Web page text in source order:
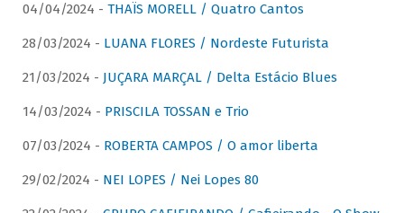
04/04/2024 - THAÏS MORELL / Quatro Cantos
28/03/2024 - LUANA FLORES / Nordeste Futurista
21/03/2024 - JUÇARA MARÇAL / Delta Estácio Blues
14/03/2024 - PRISCILA TOSSAN e Trio
07/03/2024 - ROBERTA CAMPOS / O amor liberta
29/02/2024 - NEI LOPES / Nei Lopes 80